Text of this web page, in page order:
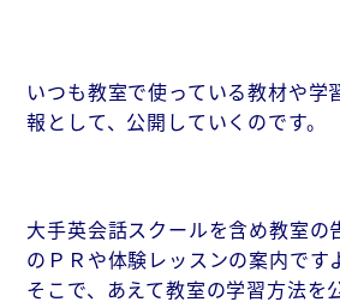
いつも教室で使っている教材や学
報として、公開していくのです。
大手英会話スクールを含め教室の
のＰＲや体験レッスンの案内です
そこで、あえて教室の学習方法を